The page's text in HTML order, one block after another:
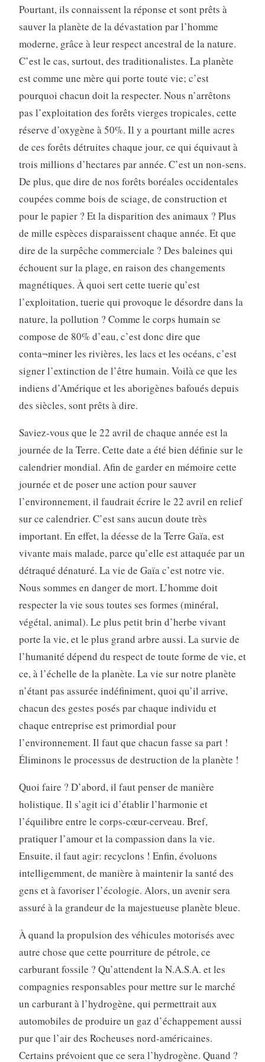
Pourtant, ils connaissent la réponse et sont prêts à
sauver la planète de la dévastation par l’homme
moderne, grâce à leur respect ancestral de la nature.
C’est le cas, surtout, des traditionalistes. La planète
est comme une mère qui porte toute vie; c’est
pourquoi chacun doit la respecter. Nous n’arrêtons
pas l’exploitation des forêts vierges tropicales, cette
réserve d’oxygène à 50%. Il y a pourtant mille acres
de ces forêts détruites chaque jour, ce qui équivaut à
trois millions d’hectares par année. C’est un non-sens.
De plus, que dire de nos forêts boréales occidentales
coupées comme bois de sciage, de construction et
pour le papier ? Et la disparition des animaux ? Plus
de mille espèces disparaissent chaque année. Et que
dire de la surpêche commerciale ? Des baleines qui
échouent sur la plage, en raison des changements
magnétiques. À quoi sert cette tuerie qu’est
l’exploitation, tuerie qui provoque le désordre dans la
nature, la pollution ? Comme le corps humain se
compose de 80% d’eau, c’est donc dire que
conta¬miner les rivières, les lacs et les océans, c’est
signer l’extinction de l’être humain. Voilà ce que les
indiens d’Amérique et les aborigènes bafoués depuis
des siècles, sont prêts à dire.
Saviez-vous que le 22 avril de chaque année est la
journée de la Terre. Cette date a été bien définie sur le
calendrier mondial. Afin de garder en mémoire cette
journée et de poser une action pour sauver
l’environnement, il faudrait écrire le 22 avril en relief
sur ce calendrier. C’est sans aucun doute très
important. En effet, la déesse de la Terre Gaïa, est
vivante mais malade, parce qu’elle est attaquée par un
détraqué dénaturé. La vie de Gaïa c’est notre vie.
Nous sommes en danger de mort. L’homme doit
respecter la vie sous toutes ses formes (minéral,
végétal, animal). Le plus petit brin d’herbe vivant
porte la vie, et le plus grand arbre aussi. La survie de
l’humanité dépend du respect de toute forme de vie, et
ce, à l’échelle de la planète. La vie sur notre planète
n’étant pas assurée indéfiniment, quoi qu’il arrive,
chacun des gestes posés par chaque individu et
chaque entreprise est primordial pour
l’environnement. Il faut que chacun fasse sa part !
Éliminons le processus de destruction de la planète !
Quoi faire ? D’abord, il faut penser de manière
holistique. Il s’agit ici d’établir l’harmonie et
l’équilibre entre le corps-cœur-cerveau. Bref,
pratiquer l’amour et la compassion dans la vie.
Ensuite, il faut agir: recyclons ! Enfin, évoluons
intelligemment, de manière à maintenir la santé des
gens et à favoriser l’écologie. Alors, un avenir sera
assuré à la grandeur de la majestueuse planète bleue.
À quand la propulsion des véhicules motorisés avec
autre chose que cette pourriture de pétrole, ce
carburant fossile ? Qu’attendent la N.A.S.A. et les
compagnies responsables pour mettre sur le marché
un carburant à l’hydrogène, qui permettrait aux
automobiles de produire un gaz d’échappement aussi
pur que l’air des Rocheuses nord-américaines.
Certains prévoient que ce sera l’hydrogène. Quand ?